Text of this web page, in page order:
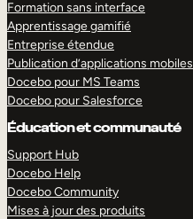
Formation sans interface
Apprentissage gamifié
Entreprise étendue
Publication d’applications mobiles
Docebo pour MS Teams
Docebo pour Salesforce
Éducation et communauté
Support Hub
Docebo Help
Docebo Community
Mises à jour des produits